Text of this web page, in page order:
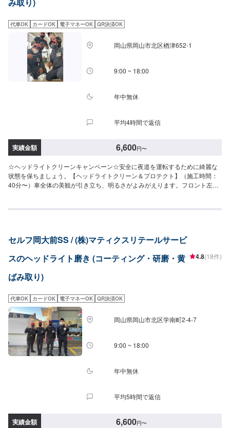
代車OK カードOK 電子マネーOK QR決済OK
岡山県岡山市北区楢津652-1
9:00 ~ 18:00
年中無休
平均4時間で返信
実績金額 6,600円〜
☆ヘッドライトクリーンキャンペーン☆安全に夜道を運転するために綺麗な
状態を保ちましょう。【ヘッドライトクリーン＆プロテクト】（施工時間：
40分〜）車全体の美観が引き立ち、明るさがよみがえります。フロント左右
セルフ岡大前SS / (株)マティクスリテールサービ
スのヘッドライト磨き (コーティング・研磨・黄
ばみ取り)
4.8(18件)
代車OK カードOK 電子マネーOK QR決済OK
岡山県岡山市北区学南町2-4-7
9:00 ~ 18:00
年中無休
平均5時間で返信
実績金額 6,600円〜